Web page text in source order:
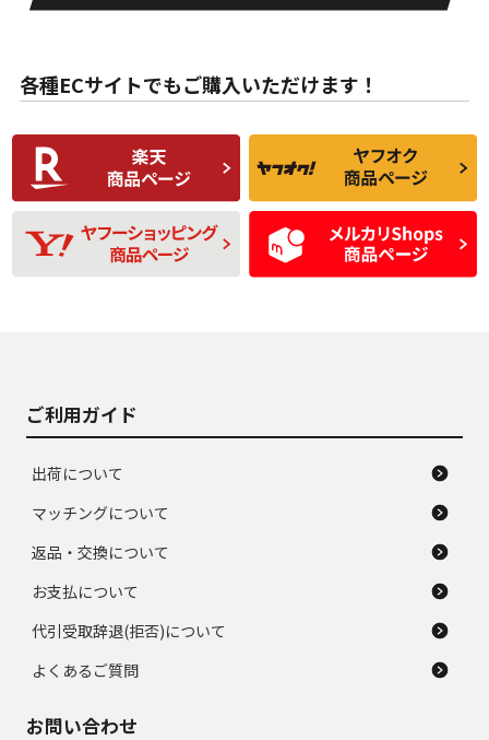
な中古品
んどない中古品
C
比較的きれいな中古
品
C
られるが、使用に問
題のない中古品
D
使用感や目立つ傷が
あり、一般的な中古
品
D
残り溝も少なく、偏
磨耗がみられ、短期
間使用できるくらい
の中古品
各種ECサイトでもご購入いただけます！
ご利用ガイド
出荷について
マッチングについて
返品・交換について
お支払について
代引受取辞退(拒否)について
よくあるご質問
お問い合わせ